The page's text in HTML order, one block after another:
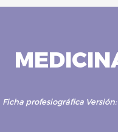
Ficha profesiográfica